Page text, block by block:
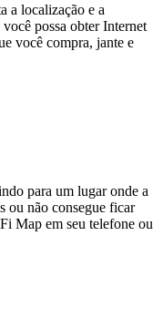
a localização e a
possa obter Internet
você compra, jante e
para um lugar onde a
ou não consegue ficar
Map em seu telefone ou